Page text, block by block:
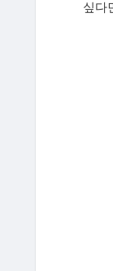
싶다